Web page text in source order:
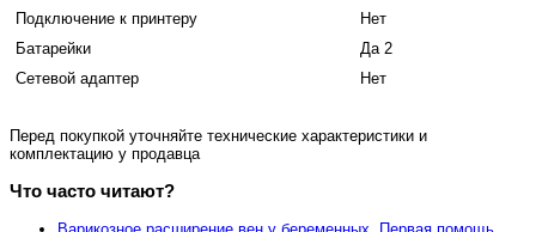
Подключение к принтеру
Нет
Батарейки
Да 2
Сетевой адаптер
Нет
Перед покупкой уточняйте технические характеристики и
комплектацию у продавца
Что часто читают?